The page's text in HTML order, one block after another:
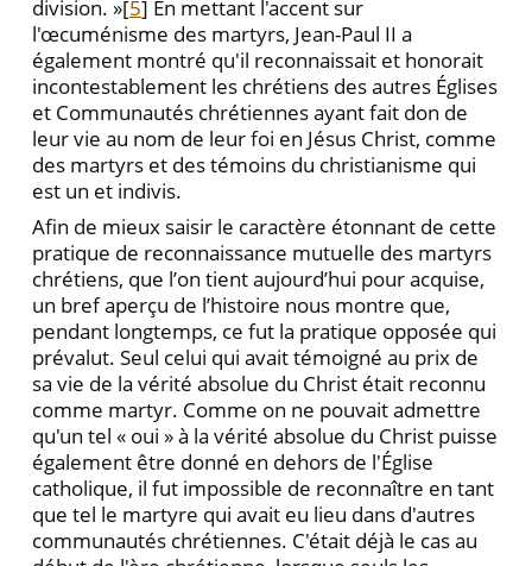
division. »[5] En mettant l'accent sur
l'œcuménisme des martyrs, Jean-Paul II a
également montré qu'il reconnaissait et honorait
incontestablement les chrétiens des autres Églises
et Communautés chrétiennes ayant fait don de
leur vie au nom de leur foi en Jésus Christ, comme
des martyrs et des témoins du christianisme qui
est un et indivis.
Afin de mieux saisir le caractère étonnant de cette
pratique de reconnaissance mutuelle des martyrs
chrétiens, que l’on tient aujourd’hui pour acquise,
un bref aperçu de l’histoire nous montre que,
pendant longtemps, ce fut la pratique opposée qui
prévalut. Seul celui qui avait témoigné au prix de
sa vie de la vérité absolue du Christ était reconnu
comme martyr. Comme on ne pouvait admettre
qu'un tel « oui » à la vérité absolue du Christ puisse
également être donné en dehors de l'Église
catholique, il fut impossible de reconnaître en tant
que tel le martyre qui avait eu lieu dans d'autres
communautés chrétiennes. C'était déjà le cas au